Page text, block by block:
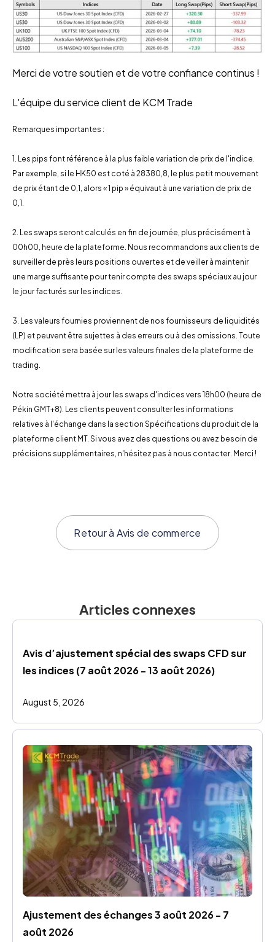
Merci de votre soutien et de votre confiance continus !
L'équipe du service client de KCM Trade
Remarques importantes :
1. Les pips font référence à la plus faible variation de prix de l'indice.
Par exemple, si le HK50 est coté à 28380,8, le plus petit mouvement
de prix étant de 0,1, alors « 1 pip » équivaut à une variation de prix de
0,1.
2. Les swaps seront calculés en fin de journée, plus précisément à
00h00, heure de la plateforme. Nous recommandons aux clients de
surveiller de près leurs positions ouvertes et de veiller à maintenir
une marge suffisante pour tenir compte des swaps spéciaux au jour
le jour facturés sur les indices.
3. Les valeurs fournies proviennent de nos fournisseurs de liquidités
(LP) et peuvent être sujettes à des erreurs ou à des omissions. Toute
modification sera basée sur les valeurs finales de la plateforme de
trading.
Notre société mettra à jour les swaps d'indices vers 18h00 (heure de
Pékin GMT+8). Les clients peuvent consulter les informations
relatives à l'échange dans la section Spécifications du produit de la
plateforme client MT. Si vous avez des questions ou avez besoin de
précisions supplémentaires, n'hésitez pas à nous contacter. Merci !
Retour à Avis de commerce
Articles connexes
Avis d’ajustement spécial des swaps CFD sur
les indices (7 août 2026 - 13 août 2026)
August 5, 2026
Ajustement des échanges 3 août 2026 - 7
août 2026